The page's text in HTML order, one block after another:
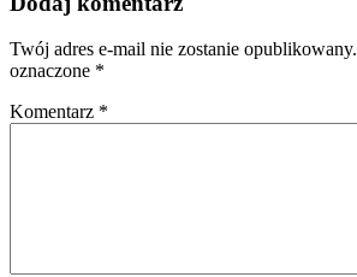
Twój adres e-mail nie zostanie opublikowany.
oznaczone *
Komentarz *